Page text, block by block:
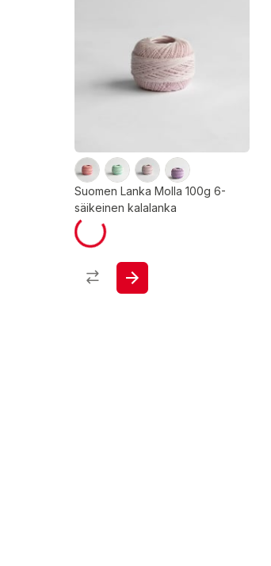
Suomen Lanka Molla 100g 6-
säikeinen kalalanka